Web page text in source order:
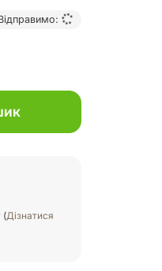
(Дізнатися